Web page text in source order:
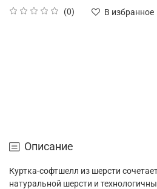
(0) В избранное
Описание
Куртка-софтшелл из шерсти
натуральной шерсти и